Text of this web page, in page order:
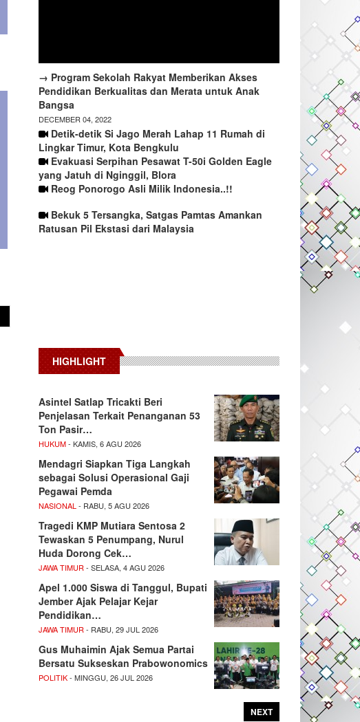
→ Program Sekolah Rakyat Memberikan Akses
Pendidikan Berkualitas dan Merata untuk Anak
Bangsa
DECEMBER 04, 2022
Detik-detik Si Jago Merah Lahap 11 Rumah di
Lingkar Timur, Kota Bengkulu
Evakuasi Serpihan Pesawat T-50i Golden Eagle
yang Jatuh di Nginggil, Blora
Reog Ponorogo Asli Milik Indonesia..!!
Bekuk 5 Tersangka, Satgas Pamtas Amankan
Ratusan Pil Ekstasi dari Malaysia
HIGHLIGHT
Asintel Satlap Tricakti Beri
Penjelasan Terkait Penanganan 53
Ton Pasir…
HUKUM- KAMIS, 6 AGU 2026
Mendagri Siapkan Tiga Langkah
sebagai Solusi Operasional Gaji
Pegawai Pemda
NASIONAL - RABU, 5 AGU 2026
Tragedi KMP Mutiara Sentosa 2
Tewaskan 5 Penumpang, Nurul
Huda Dorong Cek…
JAWA TIMUR - SELASA, 4 AGU 2026
Apel 1.000 Siswa di Tanggul, Bupati
Jember Ajak Pelajar Kejar
Pendidikan…
JAWA TIMUR - RABU, 29 JUL 2026
Gus Muhaimin Ajak Semua Partai
Bersatu Sukseskan Prabowonomics
POLITIK- MINGGU, 26 JUL 2026
NEXT